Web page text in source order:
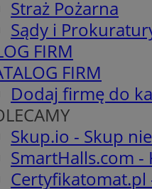
Straż Pożarna
Sądy i
FIRM
FIRM
Dodaj firmę do
Skup.io - Skup
SmartHalls.com
Certyfikatomat.pl